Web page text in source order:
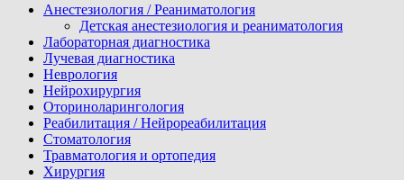
Анестезиология / Реаниматология
Детская анестезиология и реаниматология
Лабораторная диагностика
Лучевая диагностика
Неврология
Нейрохирургия
Оториноларингология
Реабилитация / Нейрореабилитация
Стоматология
Травматология и ортопедия
Хирургия